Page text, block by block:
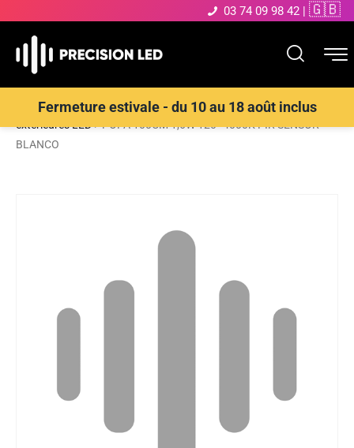
03 74 09 98 42 | 🇬🇧
Fermeture estivale - du 10 au 18 août inclus
Accueil>Boutique>ECLAIRAGE EXTERIEUR LED>Bornes
extérieures LED>POPA 100CM 1,6W 120° 4000K PIR SENSOR
BLANCO